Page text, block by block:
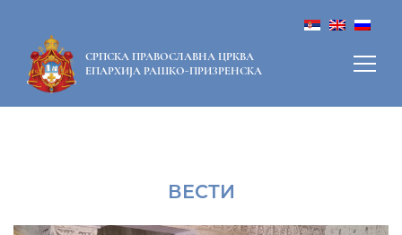
СРПСКА ПРАВОСЛАВНА ЦРКВА
ЕПАРХИЈА РАШКО-ПРИЗРЕНСКА
ВЕСТИ